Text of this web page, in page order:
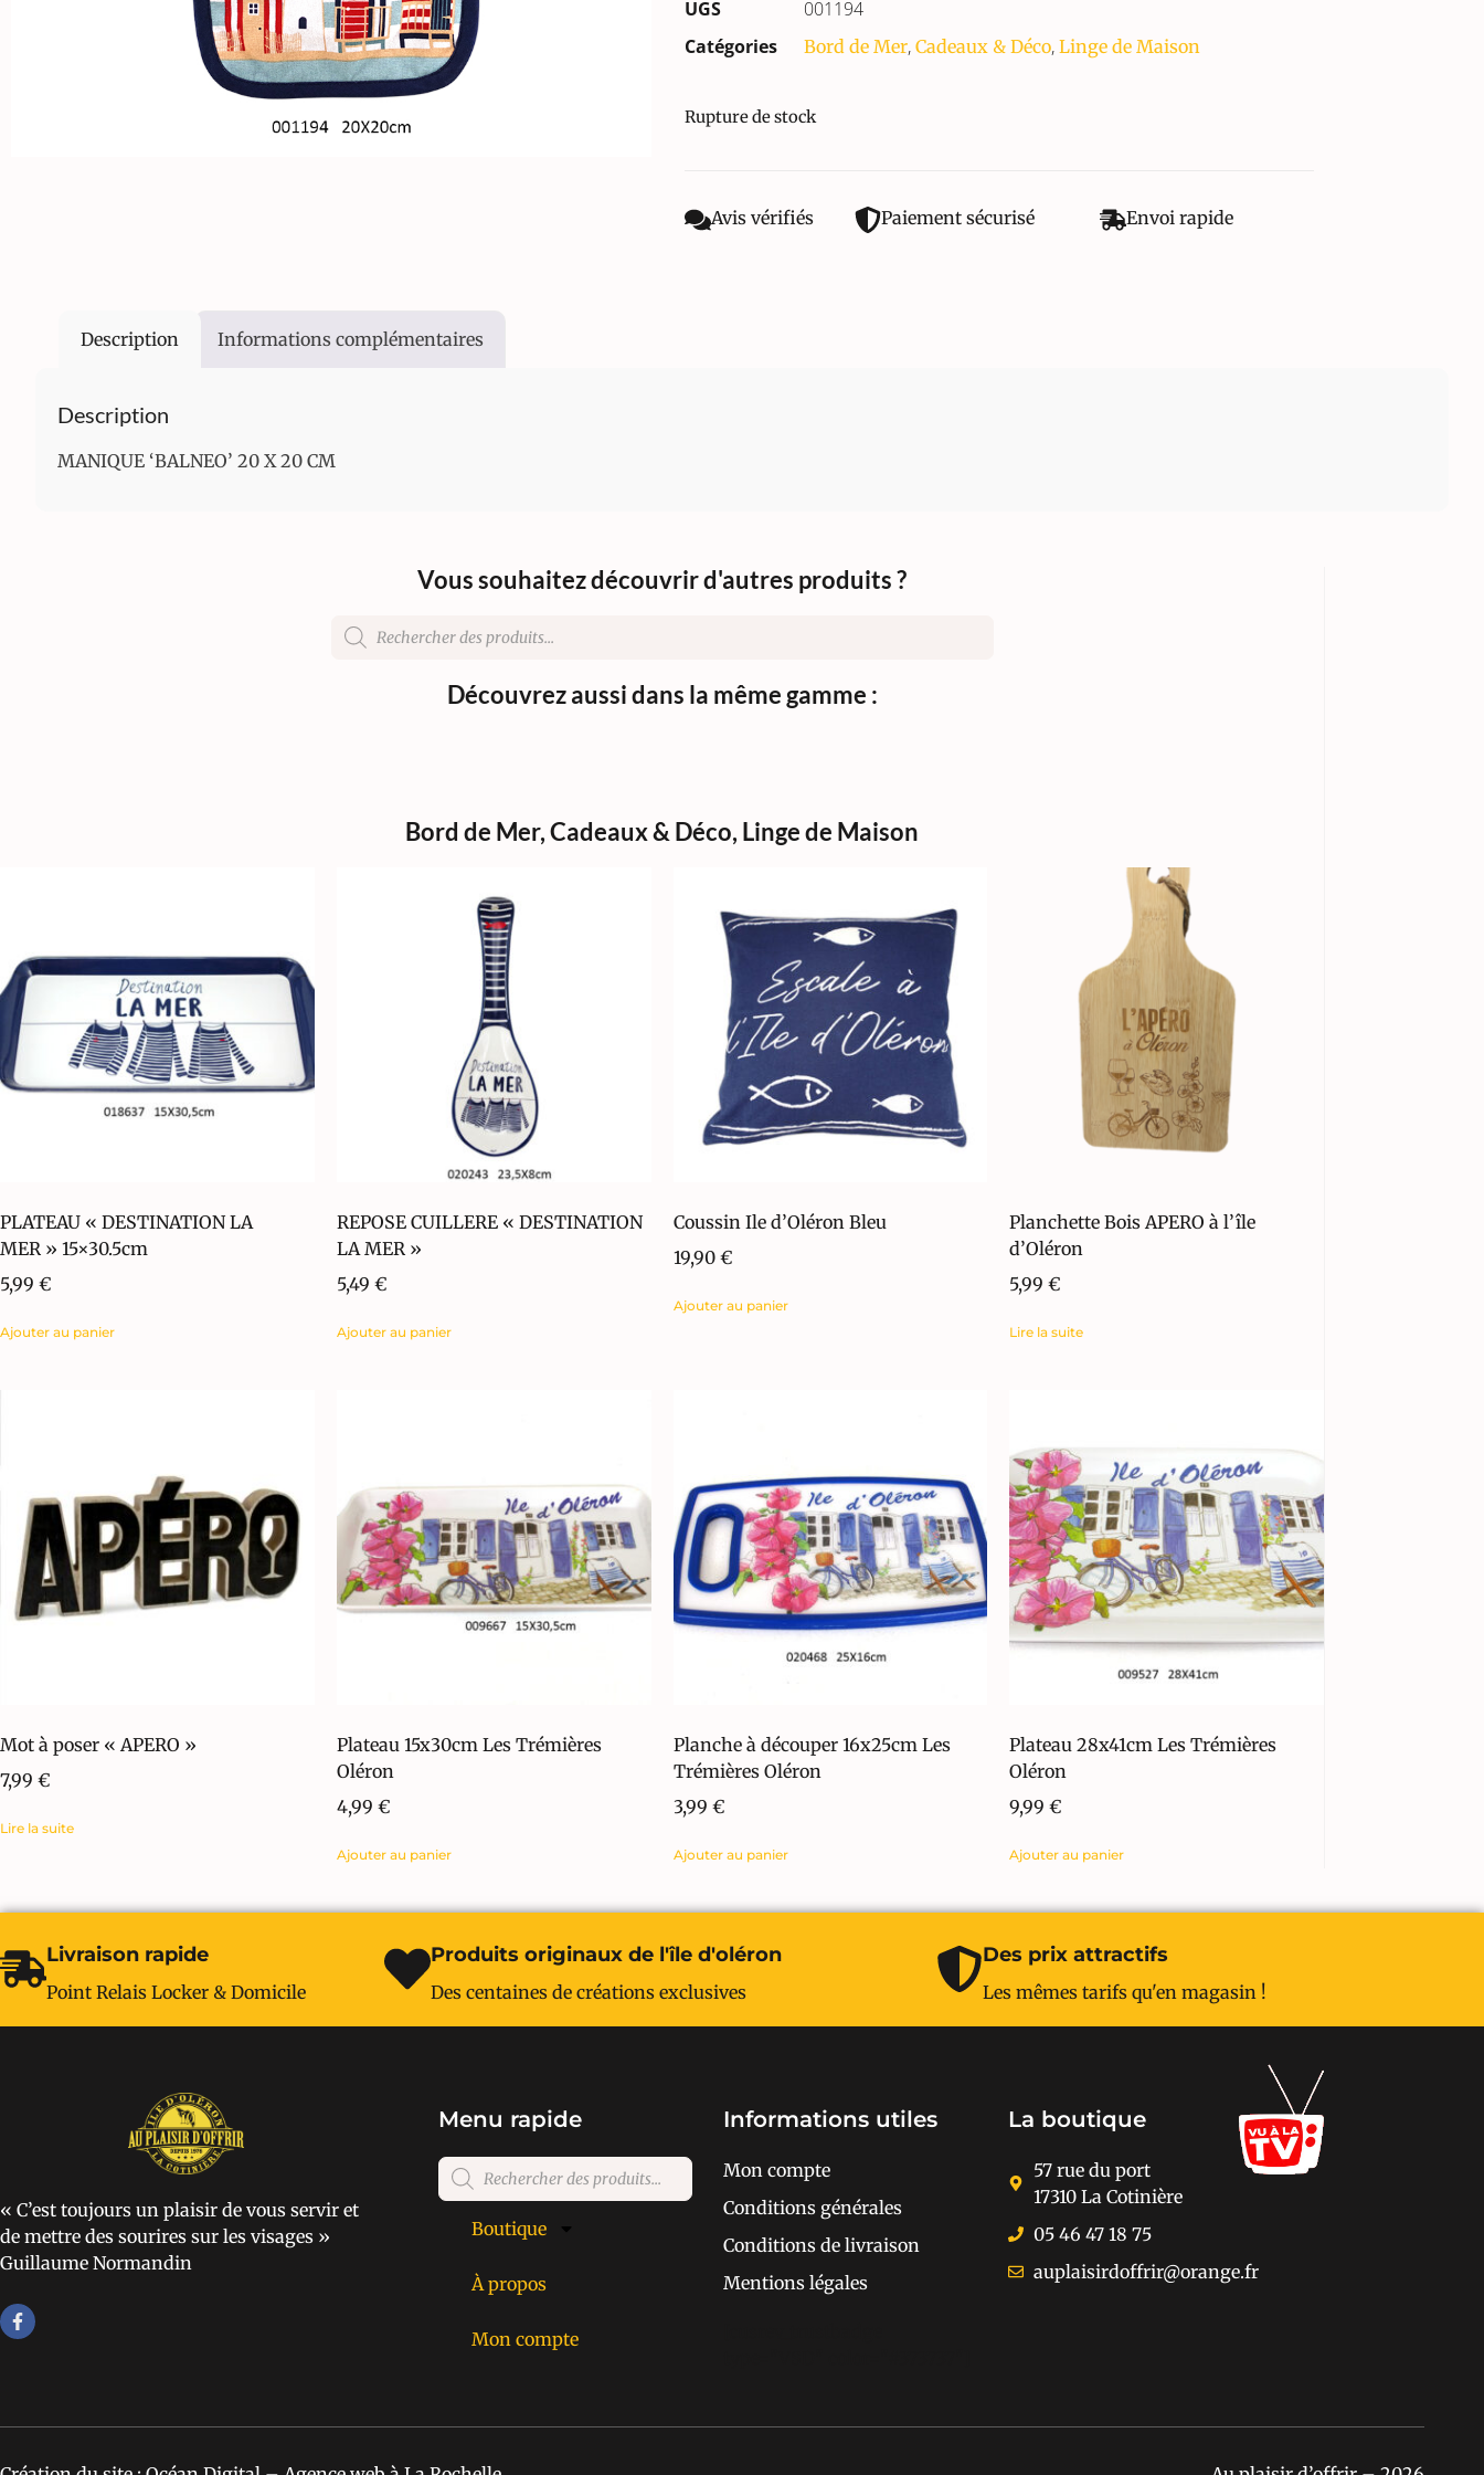
UGS
001194
Catégories
Bord de Mer, Cadeaux & Déco, Linge de Maison
Rupture de stock
Avis vérifiés Paiement sécurisé Envoi rapide
Description Informations complémentaires
Description
MANIQUE ‘BALNEO’ 20 X 20 CM
Vous souhaitez découvrir d'autres produits ?
Découvrez aussi dans la même gamme :
Bord de Mer,Cadeaux & Déco, Linge de Maison
PLATEAU « DESTINATION LA
MER » 15×30.5cm
5,99 €
Ajouter au panier
REPOSE CUILLERE « DESTINATION
LA MER »
5,49 €
Ajouter au panier
Coussin Ile d’Oléron Bleu
19,90 €
Ajouter au panier
Planchette Bois APERO à l’île
d’Oléron
5,99€
Lire la suite
Mot à poser « APERO »
7,99 €
Lire la suite
Plateau 15x30cm Les Trémières
Oléron
4,99 €
Ajouter au panier
Planche à découper 16x25cm Les
Trémières Oléron
3,99 €
Ajouter au panier
Plateau 28x41cm Les Trémières
Oléron
9,99€
Ajouter au panier
Livraison rapide
Point Relais Locker & Domicile
Produits originaux de l'île d'oléron
Des centaines de créations exclusives
Des prix attractifs
Les mêmes tarifs qu'en magasin !
« C’est toujours un plaisir de vous servir et
de mettre des sourires sur les visages »
Guillaume Normandin
Menu rapide
Boutique
À propos
Mon compte
Informations utiles
Mon compte
Conditions générales
Conditions de livraison
Mentions légales
La boutique
57 rue du port
17310 La Cotinière
05 46 47 18 75
auplaisirdoffrir@orange.fr